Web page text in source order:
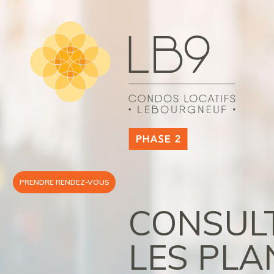
LES
PRENDRE RENDEZ-VOUS